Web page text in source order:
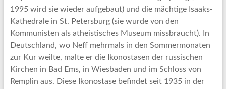
1995 wird sie wieder aufgebaut) und die mächtige Isaaks-
Kathedrale in St. Petersburg (sie wurde von den
Kommunisten als atheistisches Museum missbraucht). In
Deutschland, wo Neff mehrmals in den Sommermonaten
zur Kur weilte, malte er die Ikonostasen der russischen
Kirchen in Bad Ems, in Wiesbaden und im Schloss von
Remplin aus. Diese Ikonostase befindet seit 1935 in der